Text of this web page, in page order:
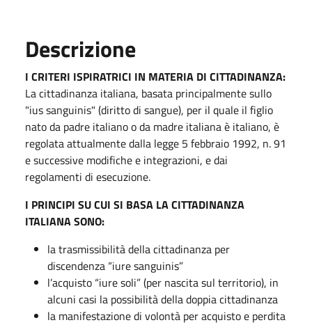
Descrizione
I CRITERI ISPIRATRICI IN MATERIA DI CITTADINANZA:
La cittadinanza italiana, basata principalmente sullo
"ius sanguinis" (diritto di sangue), per il quale il figlio
nato da padre italiano o da madre italiana è italiano, è
regolata attualmente dalla legge 5 febbraio 1992, n. 91
e successive modifiche e integrazioni, e dai
regolamenti di esecuzione.
I PRINCIPI SU CUI SI BASA LA CITTADINANZA
ITALIANA SONO:
la trasmissibilità della cittadinanza per
discendenza “iure sanguinis”
l’acquisto “iure soli” (per nascita sul territorio), in
alcuni casi la possibilità della doppia cittadinanza
la manifestazione di volontà per acquisto e perdita